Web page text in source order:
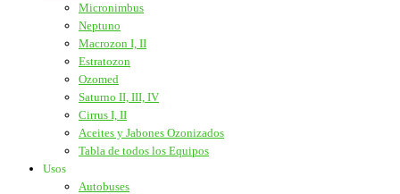
Micronimbus
Neptuno
Macrozon I, II
Estratozon
Ozomed
Saturno II, III, IV
Cirrus I, II
Aceites y Jabones Ozonizados
Tabla de todos los Equipos
Usos
Autobuses